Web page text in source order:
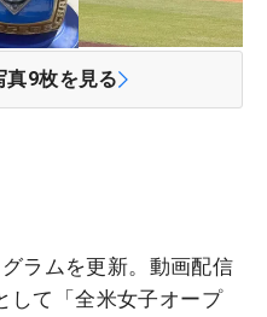
真9枚を見る
ラムを更新。動画配信
して「全米女子オープ